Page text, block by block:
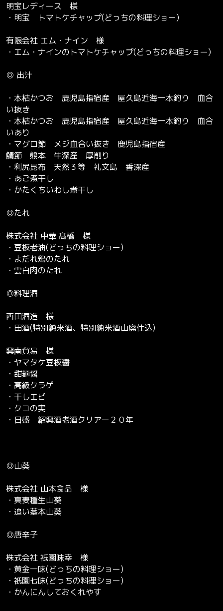
明宝レディース 様
・明宝 トマトケチャップ(どっちの料理ショー)
有限会社 エム・ナイン 様
・エム・ナインのトマトケチャップ(どっちの料理ショー)
◎ 出汁
・本枯かつお 鹿児島指宿産 屋久島近海一本釣り 血合
い抜き
・本枯かつお 鹿児島指宿産 屋久島近海一本釣り 血合
いあり
・マグロ節 メジ血合い抜き 鹿児島指宿産
鯖節 熊本 牛深産 厚削り
・利尻昆布 天然３等 礼文島 香深産
・あご煮干し
・かたくちいわし煮干し
◎たれ
株式会社 中華 髙橋 様
・豆板老油(どっちの料理ショー)
・よだれ鶏のたれ
・雲白肉のたれ
◎料理酒
西田酒造 様
・田酒(特別純米酒、特別純米酒山廃仕込)
興南貿易 様
・ヤマタケ豆板醤
・甜麺醤
・高級クラゲ
・干しエビ
・クコの実
・日盛 紹興酒老酒クリアー２０年
◎山葵
株式会社 山本食品 様
・真妻種生山葵
・追い茎本山葵
◎唐辛子
株式会社 祇園味幸 様
・黄金一味(どっちの料理ショー)
・祇園七味(どっちの料理ショー)
・かんにんしておくれやす